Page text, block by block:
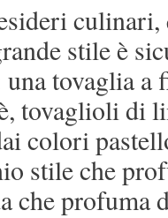
culinari,
stile è
una tovaglia
tovaglioli di
colori
stile che
che